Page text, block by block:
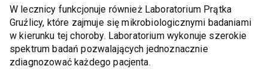
W lecznicy funkcjonuje również Laboratorium Prątka
Gruźlicy, które zajmuje się mikrobiologicznymi badaniami
w kierunku tej choroby. Laboratorium wykonuje szerokie
spektrum badań pozwalających jednoznacznie
zdiagnozować każdego pacjenta.